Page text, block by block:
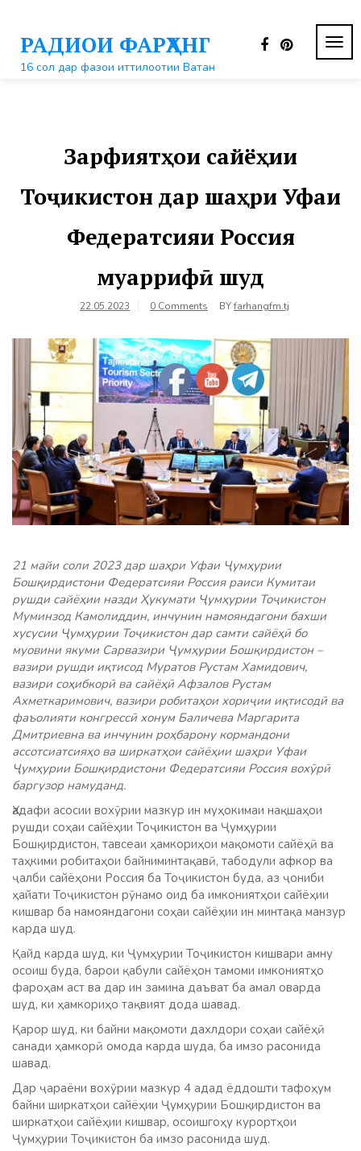
контентуРАДИОИ ФАРҲАНГ
16 сол дар фазои иттилоотии Ватан
Зарфиятҳои сайёҳии
Тоҷикистон дар шаҳри Уфаи
Федератсияи Россия
муаррифӣ шуд
22.05.2023 0 Comments BYfarhangfm.tj
21 майи соли 2023 дар шаҳри Уфаи Ҷумҳурии
Бошқирдистони Федератсияи Россия раиси Кумитаи
рушди сайёҳии назди Ҳукумати Ҷумҳурии Тоҷикистон
Муминзод Камолиддин, инчунин намояндагони бахши
хусусии Ҷумҳурии Тоҷикистон дар самти сайёҳӣ бо
муовини якуми Сарвазири Ҷумҳурии Бошқирдистон –
вазири рушди иқтисод Муратов Рустам Хамидович,
вазири соҳибкорӣ ва сайёҳӣ Афзалов Рустам
Ахметкаримович, вазири робитаҳои хориҷии иқтисодӣ ва
фаъолияти конгрессӣ хонум Баличева Маргарита
Дмитриевна ва инчунин роҳбарону кормандони
ассотсиатсияҳо ва ширкатҳои сайёҳии шаҳри Уфаи
Ҷумҳурии Бошқирдистони Федератсияи Россия вохӯрӣ
баргузор намуданд.
Ҳадафи асосии вохӯрии мазкур ин муҳокимаи нақшаҳои
рушди соҳаи сайёҳии Тоҷикистон ва Ҷумҳурии
Бошқирдистон, тавсеаи ҳамкориҳои мақомоти сайёҳӣ ва
таҳкими робитаҳои байниминтақавӣ, табодули афкор ва
ҷалби сайёҳони Россия ба Тоҷикистон буда, аз ҷониби
ҳайати Тоҷикистон рӯнамо оид ба имкониятҳои сайёҳии
кишвар ба намояндагони соҳаи сайёҳии ин минтақа манзур
карда шуд.
Қайд карда шуд, ки Ҷумҳурии Тоҷикистон кишвари амну
осоиш буда, барои қабули сайёҳон тамоми имкониятҳо
фароҳам аст ва дар ин замина даъват ба амал оварда
шуд, ки ҳамкориҳо тақвият дода шавад.
Қарор шуд, ки байни мақомоти дахлдори соҳаи сайёҳӣ
санади ҳамкорӣ омода карда шуда, ба имзо расонида
шавад.
Дар ҷараёни вохӯрии мазкур 4 адад ёддошти тафоҳум
байни ширкатҳои сайёҳии Ҷумҳурии Бошқирдистон ва
ширкатҳои сайёҳии кишвар, осоишгоҳу курортҳои
Ҷумҳурии Тоҷикистон ба имзо расонида шуд.